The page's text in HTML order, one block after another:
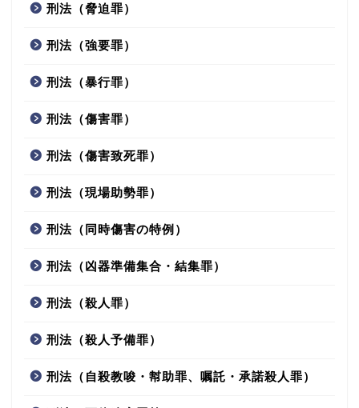
刑法（脅迫罪）
刑法（強要罪）
刑法（暴行罪）
刑法（傷害罪）
刑法（傷害致死罪）
刑法（現場助勢罪）
刑法（同時傷害の特例）
刑法（凶器準備集合・結集罪）
刑法（殺人罪）
刑法（殺人予備罪）
刑法（自殺教唆・幇助罪、嘱託・承諾殺人罪）